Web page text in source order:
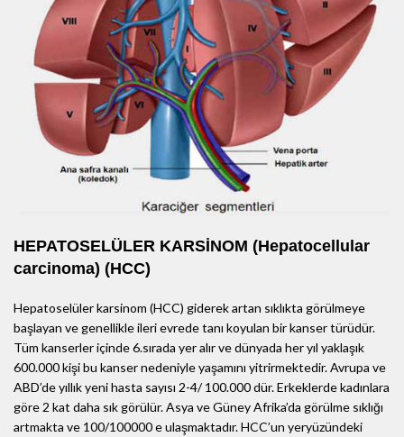
HEPATOSELÜLER KARSİNOM (Hepatocellular
carcinoma) (HCC)
Hepatoselüler karsinom (HCC) giderek artan sıklıkta görülmeye
başlayan ve genellikle ileri evrede tanı koyulan bir kanser türüdür.
Tüm kanserler içinde 6.sırada yer alır ve dünyada her yıl yaklaşık
600.000 kişi bu kanser nedeniyle yaşamını yitrirmektedir. Avrupa ve
ABD’de yıllık yeni hasta sayısı 2-4/ 100.000 dür. Erkeklerde kadınlara
göre 2 kat daha sık görülür. Asya ve Güney Afrika’da görülme sıklığı
artmakta ve 100/100000 e ulaşmaktadır. HCC’un yeryüzündeki